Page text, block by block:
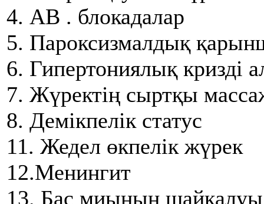
4. АВ . блокадалар
5. Пароксизмалдық
6. Гипертониялық кризді
7. Жүректің сыртқы
8. Демікпелік статус
11. Жедел өкпелік жүрек
12.Менингит
13. Бас миының шайқалуы